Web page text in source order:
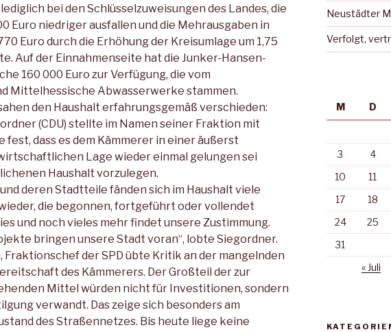
bei den Schlüsselzuweisungen des Landes, die
Euro niedriger ausfallen und die Mehrausgaben in
Euro durch die Erhöhung der Kreisumlage um 1,75
Auf der Einnahmenseite hat die Junker-Hansen-
160 000 Euro zur Verfügung, die vom
Mittelhessische Abwasserwerke stammen.
den Haushalt erfahrungsgemäß verschieden:
(CDU) stellte im Namen seiner Fraktion mit
fest, dass es dem Kämmerer in einer äußerst
Lage wieder einmal gelungen sei
Haushalt vorzulegen.
deren Stadtteile fänden sich im Haushalt viele
die begonnen, fortgeführt oder vollendet
und noch vieles mehr findet unsere Zustimmung.
bringen unsere Stadt voran“, lobte Siegordner.
Fraktionschef der SPD übte Kritik an der mangelnden
des Kämmerers. Der Großteil der zur
Mittel würden nicht für Investitionen, sondern
verwandt. Das zeige sich besonders am
des Straßennetzes. Bis heute liege keine
Neustädter
Verfolgt,
M
D
3
4
10
11
17
18
24
25
31
« Juli